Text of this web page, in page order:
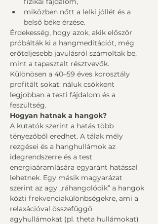
miközben nőtt a lelki jóllét és a
belső béke érzése.
Érdekesség, hogy azok, akik először
próbálták ki a hangmeditációt, még
erőteljesebb javulásról számoltak be,
mint a tapasztalt résztvevők.
Különösen a 40–59 éves korosztály
profitált sokat: náluk csökkent
legjobban a testi fájdalom és a
feszültség.
Hogyan hatnak a hangok?
A kutatók szerint a hatás több
tényezőből eredhet. A tálak mély
rezgései és a hanghullámok az
idegrendszerre és a test
energiaáramlására egyaránt hatással
lehetnek. Egy másik magyarázat
szerint az agy „ráhangolódik” a hangok
közti frekvenciakülönbségekre, ami a
relaxációval összefüggő
agyhullámokat (pl. theta hullámokat)